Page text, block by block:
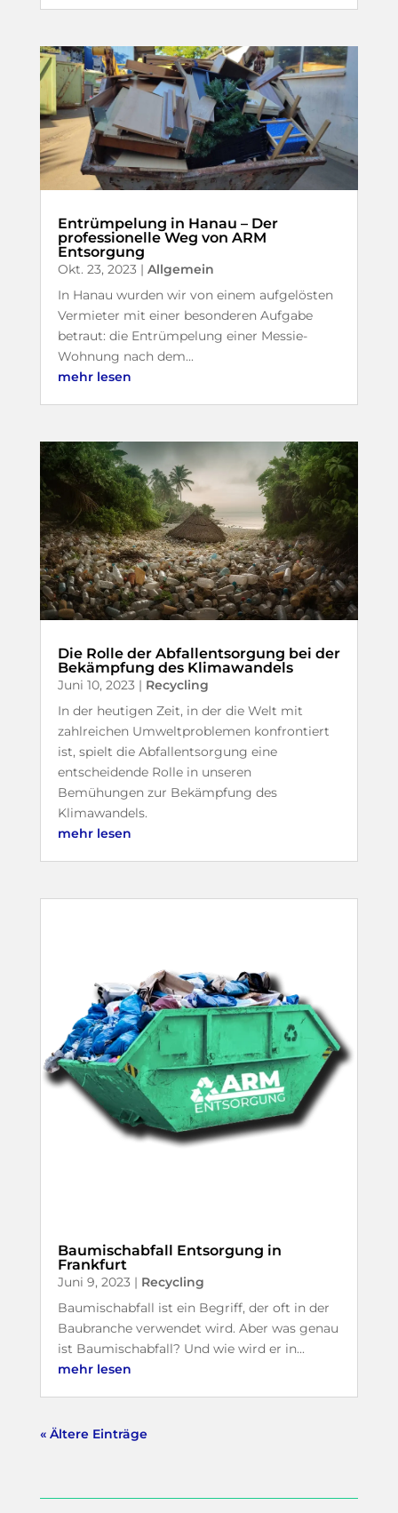
Entrümpelung in Hanau – Der
professionelle Weg von ARM
Entsorgung
Okt. 23, 2023| Allgemein
In Hanau wurden wir von einem aufgelösten
Vermieter mit einer besonderen Aufgabe
betraut: die Entrümpelung einer Messie-
Wohnung nach dem...
mehr lesen
Die Rolle der Abfallentsorgung bei der
Bekämpfung des Klimawandels
Juni 10, 2023| Recycling
In der heutigen Zeit, in der die Welt mit
zahlreichen Umweltproblemen konfrontiert
ist, spielt die Abfallentsorgung eine
entscheidende Rolle in unseren
Bemühungen zur Bekämpfung des
Klimawandels.
mehr lesen
Baumischabfall Entsorgung in
Frankfurt
Juni 9, 2023| Recycling
Baumischabfall ist ein Begriff, der oft in der
Baubranche verwendet wird. Aber was genau
ist Baumischabfall? Und wie wird er in...
mehr lesen
« Ältere Einträge